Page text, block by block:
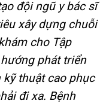
đội ngũ y bác sĩ
xây dựng chuỗi
cho Tập
phát triển
thuật cao phục
đi xa. Bệnh